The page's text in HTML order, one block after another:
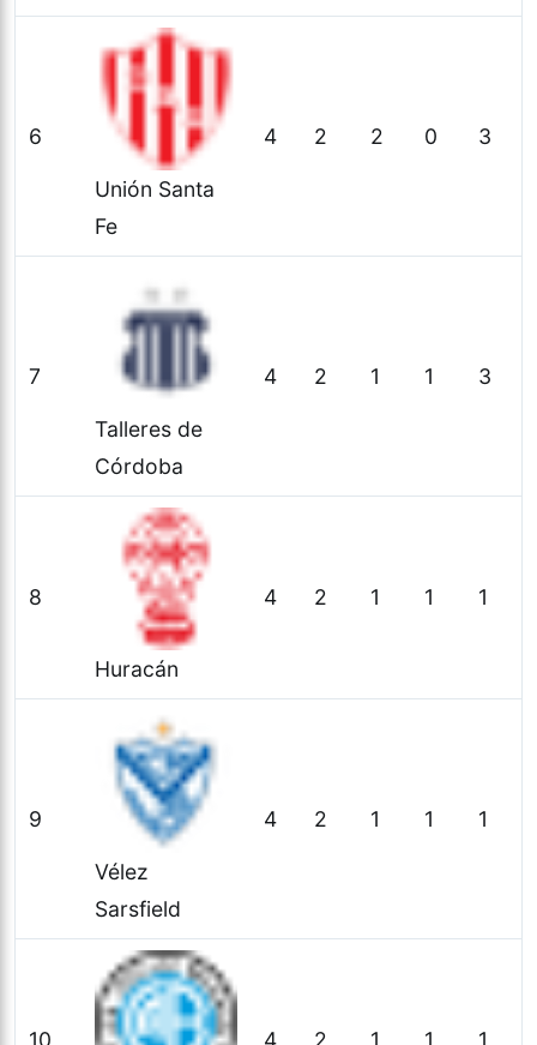
6
Unión Santa
Fe
4 2 2 0 3
7
Talleres de
Córdoba
4 2 1 1 3
8
Huracán
4 2 1 1 1
9
Vélez
Sarsfield
4 2 1 1 1